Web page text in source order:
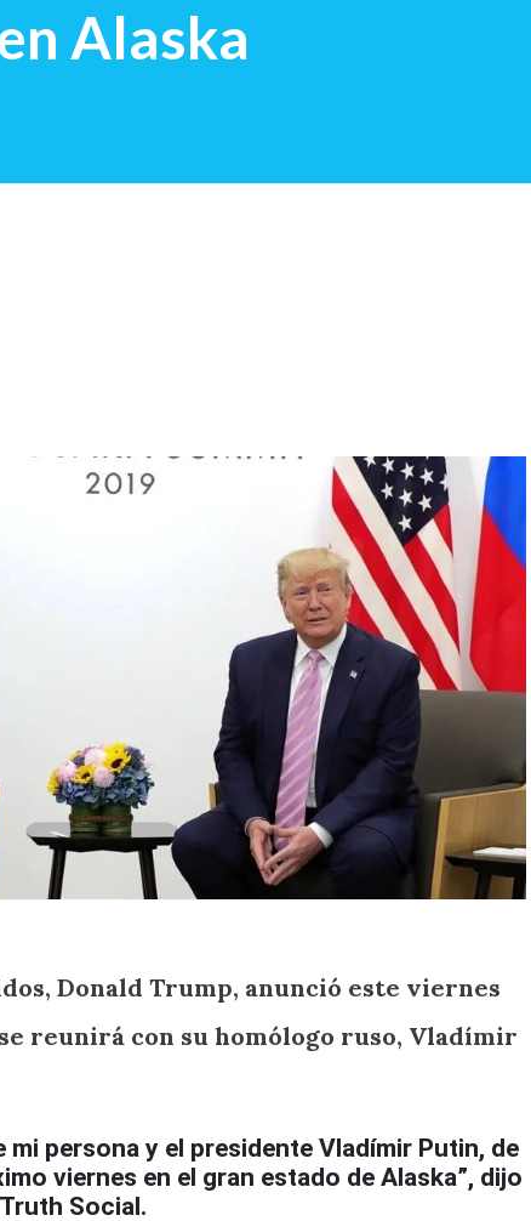
Alaska
Donald Trump, anunció este viernes
reunirá con su homólogo ruso, Vladímir
mi persona y el presidente Vladímir Putin, de
viernes en el gran estado de Alaska”, dijo
Social.